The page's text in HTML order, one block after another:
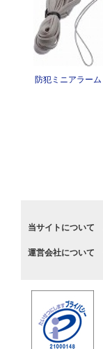
防犯ミニアラーム
当サイトについて
運営会社について